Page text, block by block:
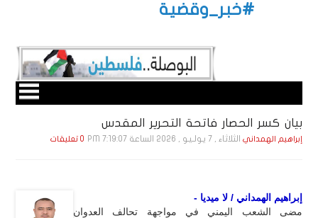
#خبر_وقضية
بيان كسر الحصار فاتحة التحرير المقدس
إبراهيم الهمداني الثلاثاء , 7 يـولـيـو , 2026 الساعة 7:19:07 PM 0 تعليقات
إبراهيم الهمداني / لا ميديا -
مضى الشعب اليمني في مواجهة تحالف العدوان